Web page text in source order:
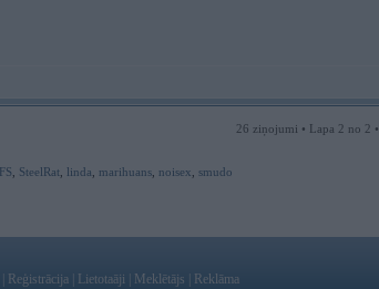
26 ziņojumi • Lapa 2 no 2 •
SteelRat linda marihuans noisex smudo
Reģistrācija Lietotaāji Meklētājs Reklāma